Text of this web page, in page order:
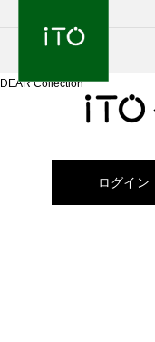
DEAR Collection
ログイン